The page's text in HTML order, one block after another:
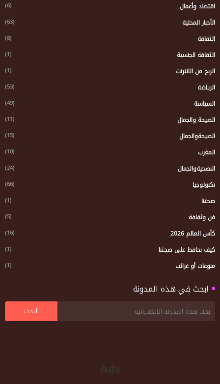
اقتصاد وأعمال (6)
الأخبار المحلية (63)
الثقافة (8)
الثقافة الجنسية (1)
الربح من الانترنت (1)
الرياضة (53)
السياسة (49)
الصيحة والجمال (11)
الصيحةوالجمال (15)
المغرب (10)
النصحيةوالجمال (24)
تكنولوجيا (66)
صحتنا (1)
فن وثقافة (5)
كأس العالم 2026 (16)
كيف نحافظ على صحتنا (1)
منوعات أو غرائب (1)
ابحث في هذه المدونة
Ads